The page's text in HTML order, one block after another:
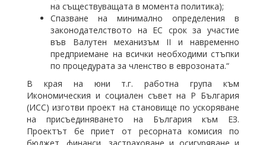
на съществуващата в момента политика);
Спазване на минимално определения в
законодателството на ЕС срок за участие
във Валутен механизъм ІІ и навременно
предприемане на всички необходими стъпки
по процедурата за членство в еврозоната.“
В края на юни т.г. работна група към
Икономическия и социален съвет на Р България
(ИСС) изготви проект на становище по ускоряване
на присъединяването на България към ЕЗ.
Проектът бе приет от ресорната комисия по